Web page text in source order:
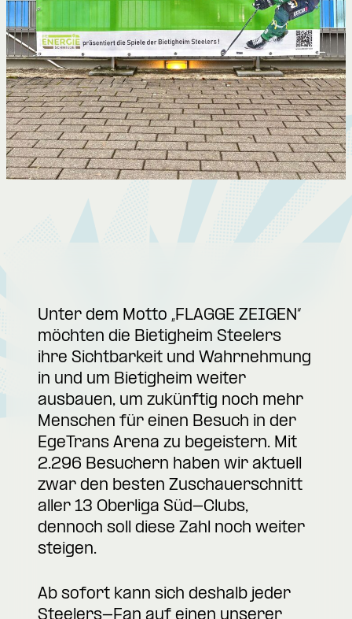
Unter dem Motto „FLAGGE ZEIGEN“
möchten die Bietigheim Steelers
ihre Sichtbarkeit und Wahrnehmung
in und um Bietigheim weiter
ausbauen, um zukünftig noch mehr
Menschen für einen Besuch in der
EgeTrans Arena zu begeistern. Mit
2.296 Besuchern haben wir aktuell
zwar den besten Zuschauerschnitt
aller 13 Oberliga Süd-Clubs,
dennoch soll diese Zahl noch weiter
steigen.
Ab sofort kann sich deshalb jeder